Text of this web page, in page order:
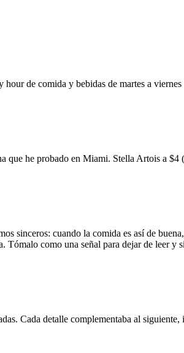
de comida y bebidas de martes a
he probado en Miami. Stella Artois a
sinceros: cuando la comida es así de
como una señal para dejar de leer
Cada detalle complementaba al